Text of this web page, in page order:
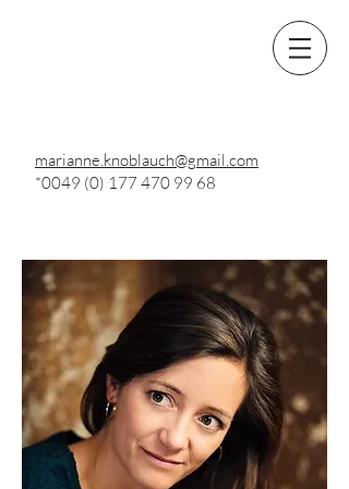
marianne.knoblauch@gmail.com
*0049 (0) 177 470 99 68